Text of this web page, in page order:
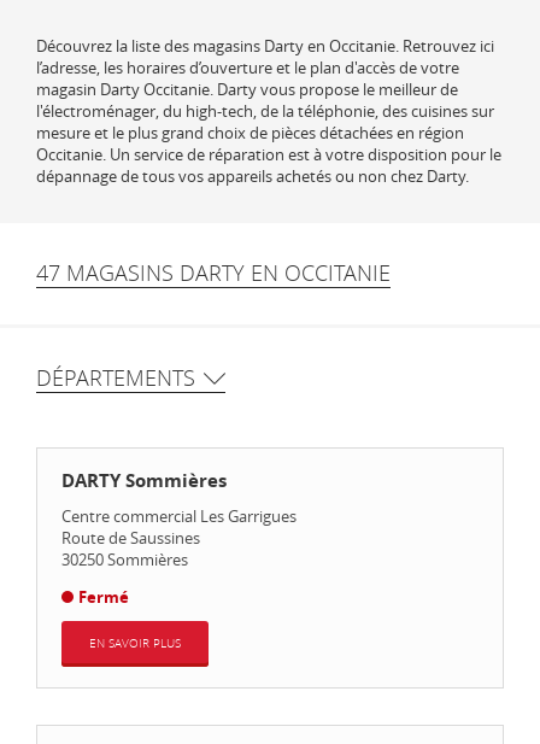
Découvrez la liste des magasins Darty en Occitanie. Retrouvez ici
l’adresse, les horaires d’ouverture et le plan d'accès de votre
magasin Darty Occitanie. Darty vous propose le meilleur de
l'électroménager, du high-tech, de la téléphonie, des cuisines sur
mesure et le plus grand choix de pièces détachées en région
Occitanie. Un service de réparation est à votre disposition pour le
dépannage de tous vos appareils achetés ou non chez Darty.
47 MAGASINS DARTY EN OCCITANIE
DÉPARTEMENTS
DARTY Sommières
Centre commercial Les Garrigues
Route de Saussines
30250Sommières
Fermé
EN SAVOIR PLUS